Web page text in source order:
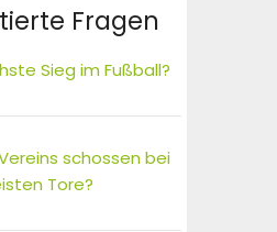
Fragen
Sieg im Fußball?
schossen bei
Tore?